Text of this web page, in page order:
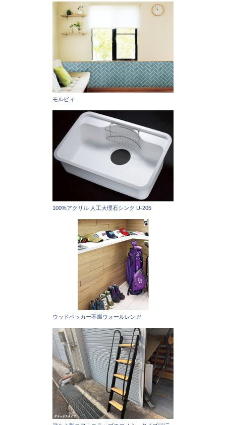
モルビィ
100%アクリル 人工大理石シンク U-205
ウッドペッカー不燃ウォールレンガ